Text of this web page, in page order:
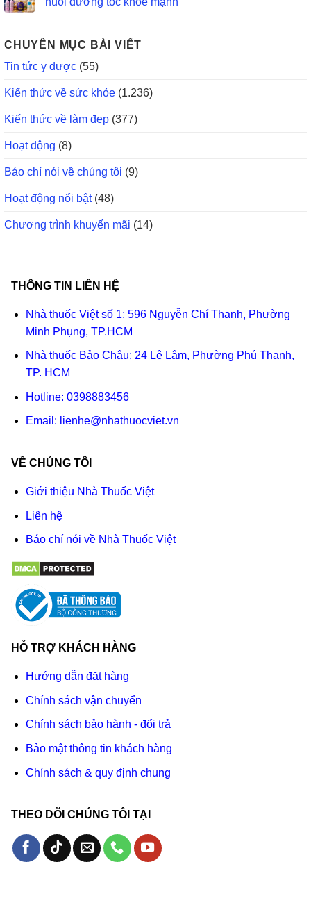
CHUYÊN MỤC BÀI VIẾT
Tin tức y dược (55)
Kiến thức về sức khỏe (1.236)
Kiến thức về làm đẹp (377)
Hoạt động (8)
Báo chí nói về chúng tôi (9)
Hoạt động nổi bật(48)
Chương trình khuyến mãi (14)
THÔNG TIN LIÊN HỆ
Nhà thuốc Việt số 1: 596 Nguyễn Chí Thanh, Phường
Minh Phụng, TP.HCM
Nhà thuốc Bảo Châu: 24 Lê Lâm, Phường Phú Thạnh,
TP. HCM
Hotline: 0398883456
Email: lienhe@nhathuocviet.vn
VỀ CHÚNG TÔI
Giới thiệu Nhà Thuốc Việt
Liên hệ
Báo chí nói về Nhà Thuốc Việt
HỖ TRỢ KHÁCH HÀNG
Hướng dẫn đặt hàng
Chính sách vận chuyển
Chính sách bảo hành - đổi trả
Bảo mật thông tin khách hàng
Chính sách & quy định chung
THEO DÕI CHÚNG TÔI TẠI